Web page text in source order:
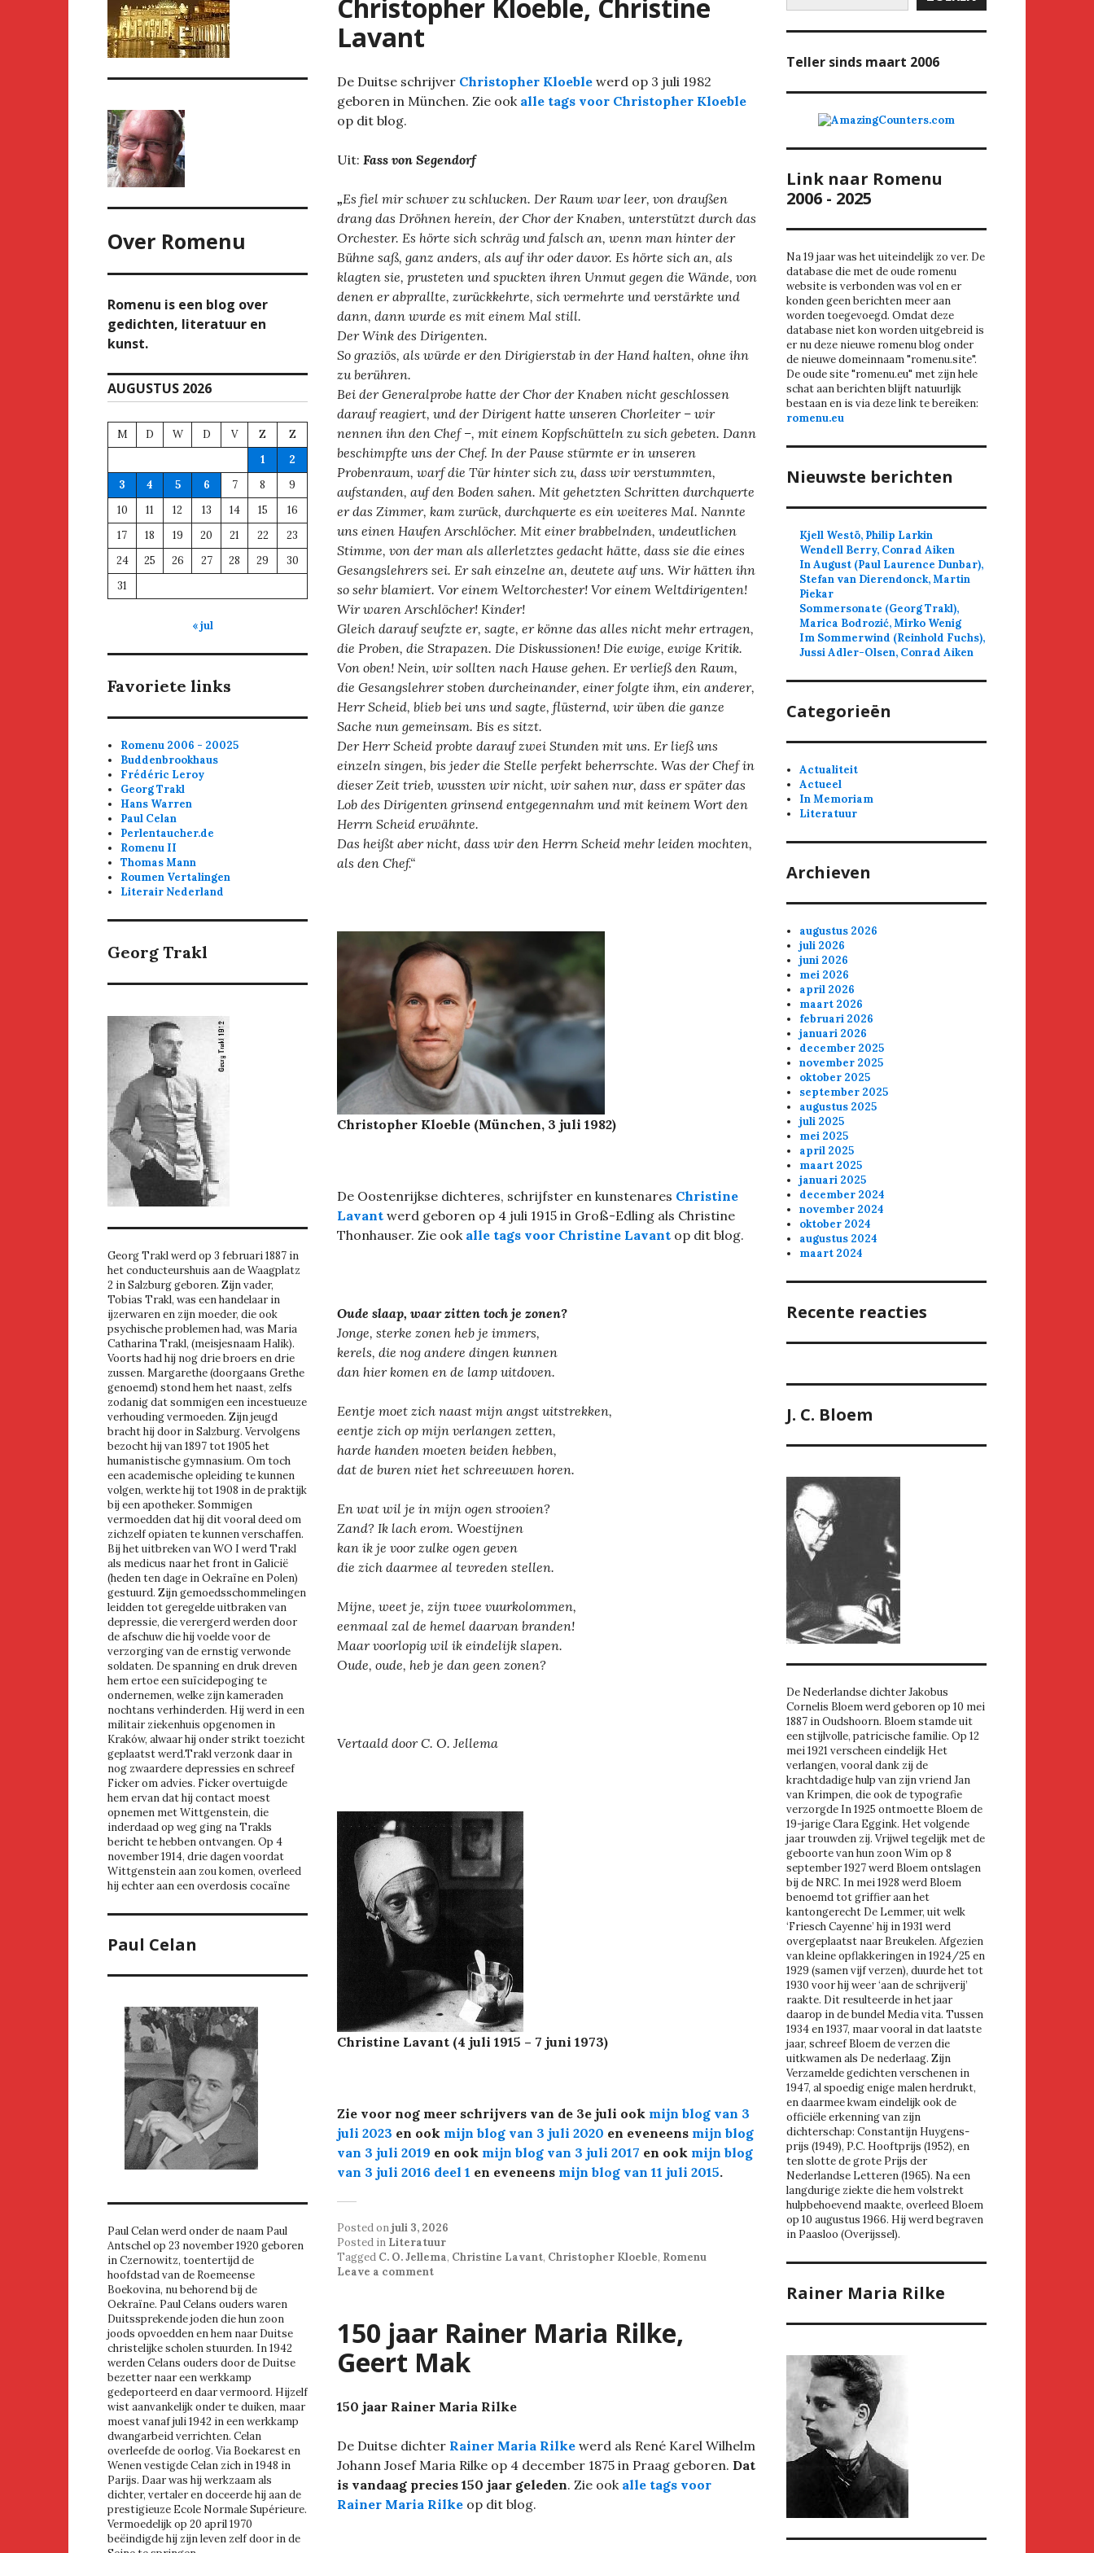
Christopher Kloeble, Christine
Lavant
De Duitse schrijver Christopher Kloeble werd op 3 juli 1982
geboren in München. Zie ook alle tags voor Christopher Kloeble
op dit blog.
Uit: Fass von Segendorf
„Es fiel mir schwer zu schlucken. Der Raum war leer, von draußen
drang das Dröhnen herein, der Chor der Knaben, unterstützt durch das
Orchester. Es hörte sich schräg und falsch an, wenn man hinter der
Bühne saß, ganz anders, als auf ihr oder davor. Es hörte sich an, als
klagten sie, prusteten und spuckten ihren Unmut gegen die Wände, von
denen er abprallte, zurückkehrte, sich vermehrte und verstärkte und
dann, dann wurde es mit einem Mal still.
Der Wink des Dirigenten.
So graziös, als würde er den Dirigierstab in der Hand halten, ohne ihn
zu berühren.
Bei der Generalprobe hatte der Chor der Knaben nicht geschlossen
darauf reagiert, und der Dirigent hatte unseren Chorleiter – wir
nennen ihn den Chef –, mit einem Kopfschütteln zu sich gebeten. Dann
beschimpfte uns der Chef. In der Pause stürmte er in unseren
Probenraum, warf die Tür hinter sich zu, dass wir verstummten,
aufstanden, auf den Boden sahen. Mit gehetzten Schritten durchquerte
er das Zimmer, kam zurück, durchquerte es ein weiteres Mal. Nannte
uns einen Haufen Arschlöcher. Mit einer brabbelnden, undeutlichen
Stimme, von der man als allerletztes gedacht hätte, dass sie die eines
Gesangslehrers sei. Er sah einzelne an, deutete auf uns. Wir hätten ihn
so sehr blamiert. Vor einem Weltorchester! Vor einem Weltdirigenten!
Wir waren Arschlöcher! Kinder!
Gleich darauf seufzte er, sagte, er könne das alles nicht mehr ertragen,
die Proben, die Strapazen. Die Diskussionen! Die ewige, ewige Kritik.
Von oben! Nein, wir sollten nach Hause gehen. Er verließ den Raum,
die Gesangslehrer stoben durcheinander, einer folgte ihm, ein anderer,
Herr Scheid, blieb bei uns und sagte, flüsternd, wir üben die ganze
Sache nun gemeinsam. Bis es sitzt.
Der Herr Scheid probte darauf zwei Stunden mit uns. Er ließ uns
einzeln singen, bis jeder die Stelle perfekt beherrschte. Was der Chef in
dieser Zeit trieb, wussten wir nicht, wir sahen nur, dass er später das
Lob des Dirigenten grinsend entgegennahm und mit keinem Wort den
Herrn Scheid erwähnte.
Das heißt aber nicht, dass wir den Herrn Scheid mehr leiden mochten,
als den Chef.“
Christopher Kloeble (München, 3 juli 1982)
De Oostenrijkse dichteres, schrijfster en kunstenares Christine
Lavant werd geboren op 4 juli 1915 in Groß-Edling als Christine
Thonhauser. Zie ook alle tags voor Christine Lavant op dit blog.
Oude slaap, waar zitten toch je zonen?
Jonge, sterke zonen heb je immers,
kerels, die nog andere dingen kunnen
dan hier komen en de lamp uitdoven.
Eentje moet zich naast mijn angst uitstrekken,
eentje zich op mijn verlangen zetten,
harde handen moeten beiden hebben,
dat de buren niet het schreeuwen horen.
En wat wil je in mijn ogen strooien?
Zand? Ik lach erom. Woestijnen
kan ik je voor zulke ogen geven
die zich daarmee al tevreden stellen.
Mijne, weet je, zijn twee vuurkolommen,
eenmaal zal de hemel daarvan branden!
Maar voorlopig wil ik eindelijk slapen.
Oude, oude, heb je dan geen zonen?
Vertaald door C. O. Jellema
Christine Lavant (4 juli 1915 – 7 juni 1973)
Zie voor nog meer schrijvers van de 3e juli ook mijn blog van 3
juli 2023 en ook mijn blog van 3 juli 2020 en eveneens mijn blog
van 3 juli 2019 en ook mijn blog van 3 juli 2017 en ook mijn blog
van 3 juli 2016 deel 1 en eveneens mijn blog van 11 juli 2015.
Posted onjuli 3, 2026
Posted in Literatuur
Tagged C. O. Jellema, Christine Lavant, Christopher Kloeble, Romenu
Leave a comment
150 jaar Rainer Maria Rilke,
Geert Mak
150 jaar Rainer Maria Rilke
De Duitse dichter Rainer Maria Rilke werd als René Karel Wilhelm
Johann Josef Maria Rilke op 4 december 1875 in Praag geboren. Dat
is vandaag precies 150 jaar geleden. Zie ook alle tags voor
Rainer Maria Rilke op dit blog.
Over Romenu
Romenu is een blog over
gedichten, literatuur en
kunst.
AUGUSTUS 2026
M D W D V Z
Z
1
2
3
4 5 6 7 8
9
10
11 12 13 14 15
16
17
18 19 20 21 22
23
24
25 26 27 28 29
30
31
« jul
Favoriete links
Romenu 2006 - 20025
Buddenbrookhaus
Frédéric Leroy
Georg Trakl
Hans Warren
Paul Celan
Perlentaucher.de
Romenu II
Thomas Mann
Roumen Vertalingen
Literair Nederland
Georg Trakl
Georg Trakl werd op 3 februari 1887 in
het conducteurshuis aan de Waagplatz
2 in Salzburg geboren. Zijn vader,
Tobias Trakl, was een handelaar in
ijzerwaren en zijn moeder, die ook
psychische problemen had, was Maria
Catharina Trakl, (meisjesnaam Halik).
Voorts had hij nog drie broers en drie
zussen. Margarethe (doorgaans Grethe
genoemd) stond hem het naast, zelfs
zodanig dat sommigen een incestueuze
verhouding vermoeden. Zijn jeugd
bracht hij door in Salzburg. Vervolgens
bezocht hij van 1897 tot 1905 het
humanistische gymnasium. Om toch
een academische opleiding te kunnen
volgen, werkte hij tot 1908 in de praktijk
bij een apotheker. Sommigen
vermoedden dat hij dit vooral deed om
zichzelf opiaten te kunnen verschaffen.
Bij het uitbreken van WO I werd Trakl
als medicus naar het front in Galicië
(heden ten dage in Oekraïne en Polen)
gestuurd. Zijn gemoedsschommelingen
leidden tot geregelde uitbraken van
depressie, die verergerd werden door
de afschuw die hij voelde voor de
verzorging van de ernstig verwonde
soldaten. De spanning en druk dreven
hem ertoe een suïcidepoging te
ondernemen, welke zijn kameraden
nochtans verhinderden. Hij werd in een
militair ziekenhuis opgenomen in
Kraków, alwaar hij onder strikt toezicht
geplaatst werd.Trakl verzonk daar in
nog zwaardere depressies en schreef
Ficker om advies. Ficker overtuigde
hem ervan dat hij contact moest
opnemen met Wittgenstein, die
inderdaad op weg ging na Trakls
bericht te hebben ontvangen. Op 4
november 1914, drie dagen voordat
Wittgenstein aan zou komen, overleed
hij echter aan een overdosis cocaïne
Paul Celan
Paul Celan werd onder de naam Paul
Antschel op 23 november 1920 geboren
in Czernowitz, toentertijd de
hoofdstad van de Roemeense
Boekovina, nu behorend bij de
Oekraïne. Paul Celans ouders waren
Duitssprekende joden die hun zoon
joods opvoedden en hem naar Duitse
christelijke scholen stuurden. In 1942
werden Celans ouders door de Duitse
bezetter naar een werkkamp
gedeporteerd en daar vermoord. Hijzelf
wist aanvankelijk onder te duiken, maar
moest vanaf juli 1942 in een werkkamp
dwangarbeid verrichten. Celan
overleefde de oorlog. Via Boekarest en
Wenen vestigde Celan zich in 1948 in
Parijs. Daar was hij werkzaam als
dichter, vertaler en doceerde hij aan de
prestigieuze Ecole Normale Supérieure.
Vermoedelijk op 20 april 1970
beëindigde hij zijn leven zelf door in de
Teller sinds maart 2006
Link naar Romenu
2006 - 2025
Na 19 jaar was het uiteindelijk zo ver. De
database die met de oude romenu
website is verbonden was vol en er
konden geen berichten meer aan
worden toegevoegd. Omdat deze
database niet kon worden uitgebreid is
er nu deze nieuwe romenu blog onder
de nieuwe domeinnaam "romenu.site".
De oude site "romenu.eu" met zijn hele
schat aan berichten blijft natuurlijk
bestaan en is via deze link te bereiken:
romenu.eu
Nieuwste berichten
Kjell Westö, Philip Larkin
Wendell Berry, Conrad Aiken
In August (Paul Laurence Dunbar),
Stefan van Dierendonck, Martin
Piekar
Sommersonate (Georg Trakl),
Marica Bodrozić, Mirko Wenig
Im Sommerwind (Reinhold Fuchs),
Jussi Adler-Olsen, Conrad Aiken
Categorieën
Actualiteit
Actueel
In Memoriam
Literatuur
Archieven
augustus 2026
juli 2026
juni 2026
mei 2026
april 2026
maart 2026
februari 2026
januari 2026
december 2025
november 2025
oktober 2025
september 2025
augustus 2025
juli 2025
mei 2025
april 2025
maart 2025
januari 2025
december 2024
november 2024
oktober 2024
augustus 2024
maart 2024
Recente reacties
J. C. Bloem
De Nederlandse dichter Jakobus
Cornelis Bloem werd geboren op 10 mei
1887 in Oudshoorn. Bloem stamde uit
een stijlvolle, patricische familie. Op 12
mei 1921 verscheen eindelijk Het
verlangen, vooral dank zij de
krachtdadige hulp van zijn vriend Jan
van Krimpen, die ook de typografie
verzorgde In 1925 ontmoette Bloem de
19-jarige Clara Eggink. Het volgende
jaar trouwden zij. Vrijwel tegelijk met de
geboorte van hun zoon Wim op 8
september 1927 werd Bloem ontslagen
bij de NRC. In mei 1928 werd Bloem
benoemd tot griffier aan het
kantongerecht De Lemmer, uit welk
‘Friesch Cayenne’ hij in 1931 werd
overgeplaatst naar Breukelen. Afgezien
van kleine opflakkeringen in 1924/25 en
1929 (samen vijf verzen), duurde het tot
1930 voor hij weer ‘aan de schrijverij’
raakte. Dit resulteerde in het jaar
daarop in de bundel Media vita. Tussen
1934 en 1937, maar vooral in dat laatste
jaar, schreef Bloem de verzen die
uitkwamen als De nederlaag. Zijn
Verzamelde gedichten verschenen in
1947, al spoedig enige malen herdrukt,
en daarmee kwam eindelijk ook de
officiële erkenning van zijn
dichterschap: Constantijn Huygens-
prijs (1949), P.C. Hooftprijs (1952), en
ten slotte de grote Prijs der
Nederlandse Letteren (1965). Na een
langdurige ziekte die hem volstrekt
hulpbehoevend maakte, overleed Bloem
op 10 augustus 1966. Hij werd begraven
in Paasloo (Overijssel).
Rainer Maria Rilke